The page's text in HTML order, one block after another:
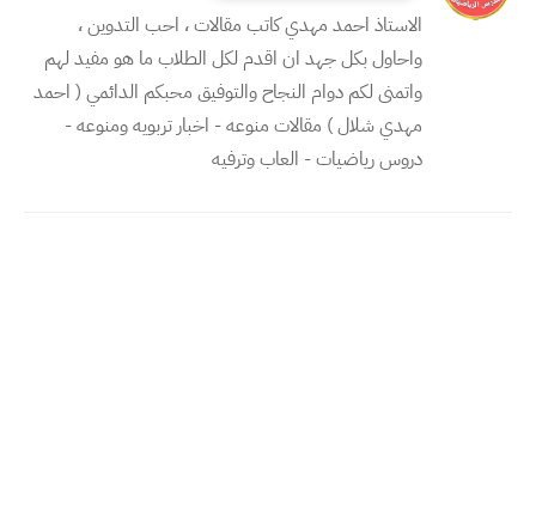
الاستاذ احمد مهدي كاتب مقالات ، احب التدوين ،
واحاول بكل جهد ان اقدم لكل الطلاب ما هو مفيد لهم
واتمنى لكم دوام النجاح والتوفيق محبكم الدائمي ( احمد
مهدي شلال ) مقالات منوعه - اخبار تربويه ومنوعه -
دروس رياضيات - العاب وترفيه